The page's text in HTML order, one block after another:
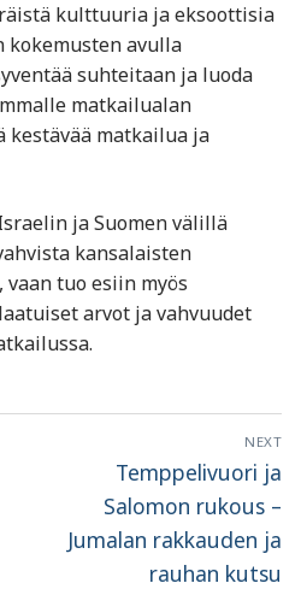
kulttuuria ja eksoottisia
kokemusten avulla
suhteitaan ja luoda
matkailualan
kestävää matkailua ja
ja Suomen välillä
kansalaisten
tuo esiin myös
arvot ja vahvuudet
NEXT
Next
post:
Temppelivuori ja
Salomon rukous –
Jumalan rakkauden ja
rauhan kutsu